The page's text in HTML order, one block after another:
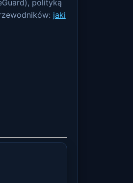
polityką
jaki